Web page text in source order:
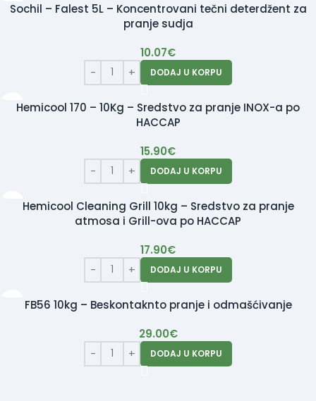
Sochil – Falest 5L – Koncentrovani tečni deterdžent za
pranje sudja
10.07€
DODAJ U KORPU
Hemicool 170 – 10Kg – Sredstvo za pranje INOX-a po
HACCAP
15.90€
DODAJ U KORPU
Hemicool Cleaning Grill 10kg – Sredstvo za pranje
atmosa i Grill-ova po HACCAP
17.90€
DODAJ U KORPU
FB56 10kg – Beskontaknto pranje i odmašćivanje
29.00€
DODAJ U KORPU